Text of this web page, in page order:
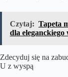
Czytaj: Tapeta
dla eleganckiego
Zdecyduj się na
U z wyspą